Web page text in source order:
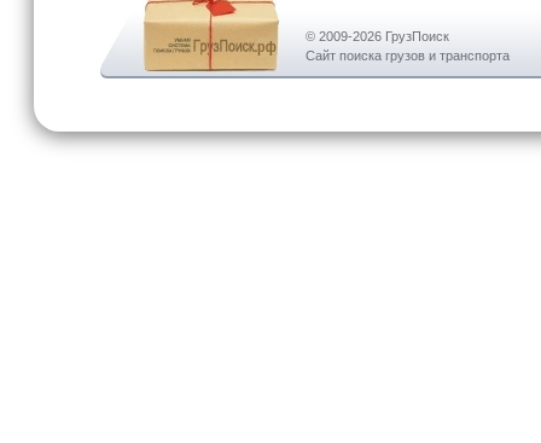
© 2009-2026 ГрузПоиск
Сайт поиска грузов и транспорта